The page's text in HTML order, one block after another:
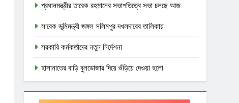
প্রধানমন্ত্রীর তারেক রহমানের সভাপতিত্বে সভা চলছে আজ
সাবেক ভূমিমন্ত্রী জঙ্গল সলিমপুর দখলদারের তালিকায়
সরকারি কর্মকর্তাদের নতুন নির্দেশনা
হাসানাতের বাড়ি বুলডোজার দিয়ে গুঁড়িয়ে দেওয়া হলো